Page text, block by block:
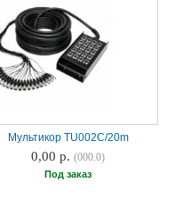
Мультикор TU002С/20m
0,00 р.(000.0)
Под заказ